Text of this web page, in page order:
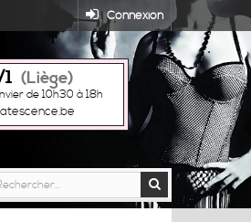
Connexion
(Liège)
de 10h30 à 18h